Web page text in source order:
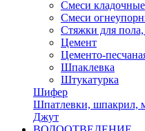
Смеси кладочные
Смеси
Стяжки для
Цемент
Цементо-
Шпаклевка
Штукатурка
Шифер
Шпатлевки, шпакрил,
Джут